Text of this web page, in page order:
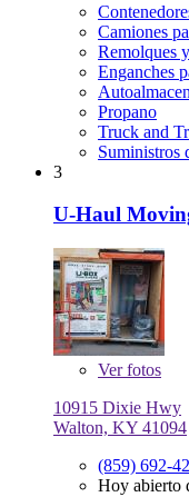
Camiones
Remolques
Enganches
Propano
Truck and
Suministros
3
U-Haul
Verfotos
10915 Dixie Hwy
Walton, KY 41094
(859) 692-
Hoy abierto